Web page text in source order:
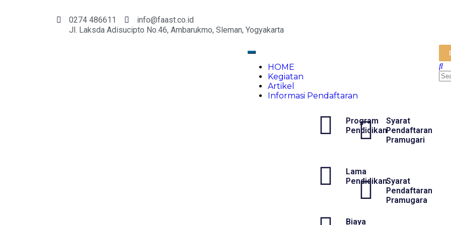
0274 486611
info@faast.co.id
Jl. Laksda Adisucipto No.46, Ambarukmo, Sleman, Yogyakarta
HOME
Kegiatan
Artikel
Informasi Pendaftaran
Program
Pendidikan
Lama
Pendidikan
Biaya
Syarat
Pendaftaran
Pramugari
Syarat
Pendaftaran
Pramugara